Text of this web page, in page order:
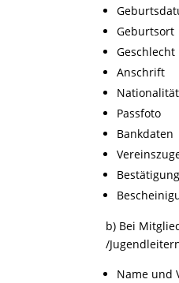
Geburtsort
Geschlecht
Anschrift
Passfoto
Bankdaten
b) Bei
/
Name und